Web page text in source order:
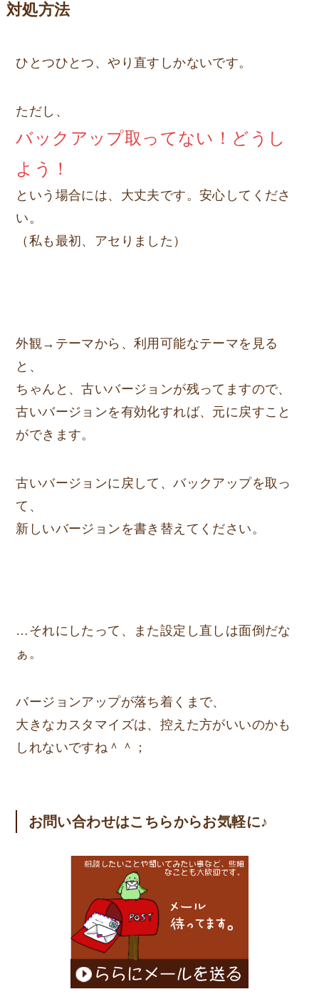
対処方法
ひとつひとつ、やり直すしかないです。
ただし、
バックアップ取ってない！どうし
よう！
という場合には、大丈夫です。安心してくださ
い。
（私も最初、アセりました）
外観→テーマから、利用可能なテーマを見る
と、
ちゃんと、古いバージョンが残ってますので、
古いバージョンを有効化すれば、元に戻すこと
ができます。
古いバージョンに戻して、バックアップを取っ
て、
新しいバージョンを書き替えてください。
…それにしたって、また設定し直しは面倒だな
ぁ。
バージョンアップが落ち着くまで、
大きなカスタマイズは、控えた方がいいのかも
しれないですね＾＾；
お問い合わせはこちらからお気軽に♪